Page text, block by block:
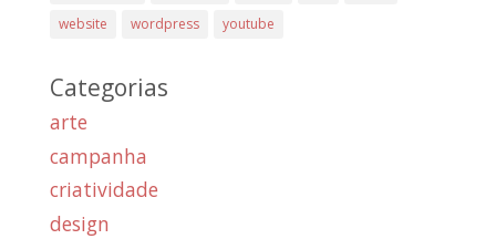
website
wordpress youtube
Categorias
arte
campanha
criatividade
design